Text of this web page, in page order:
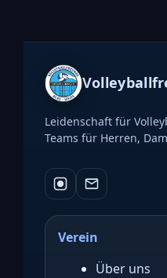
Leidenschaft für
Teams für Herren,
Verein
Über uns